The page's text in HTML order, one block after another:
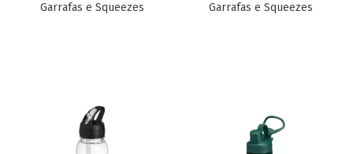
Garrafas e Squeezes
Garrafas e Squeezes